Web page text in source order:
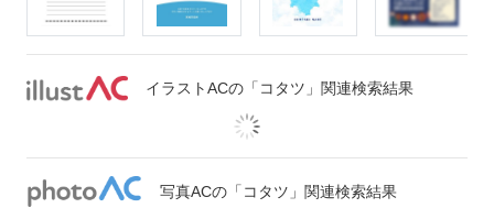
イラストACの「コタツ」関連検索結果
写真ACの「コタツ」関連検索結果